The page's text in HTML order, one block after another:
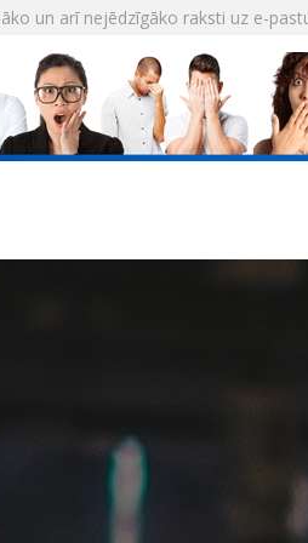
un arī nejēdzīgāko raksti uz e-